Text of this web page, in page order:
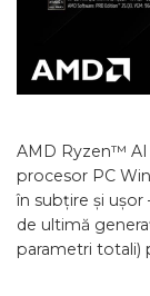
AMD Ryzen™ AI
procesor PC
în subțire și ușor
de ultimă
parametri totali)